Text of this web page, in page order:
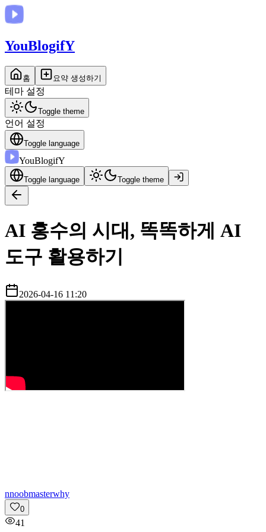
YouBlogifY
홈 요약 생성하기
테마 설정
Toggle theme
언어 설정
Toggle language
YouBlogifY
Toggle language Toggle theme
AI 홍수의 시대, 똑똑하게 AI
도구 활용하기
2026-04-16 11:20
nnoobmasterwhy
0
41